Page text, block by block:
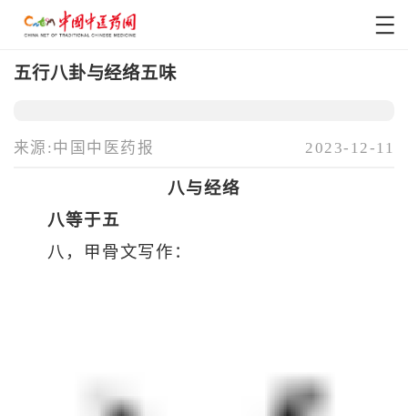
五行八卦与经络五味
来源:中国中医药报 2023-12-11
八与经络
八等于五
八，甲骨文写作：